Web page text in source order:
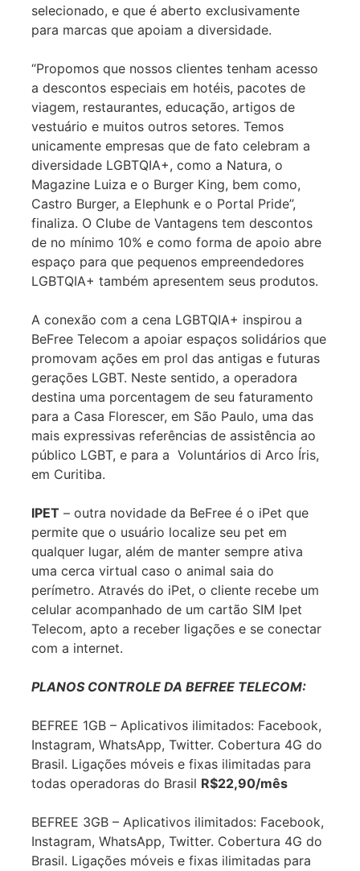
selecionado, e que é aberto exclusivamente
para marcas que apoiam a diversidade.
“Propomos que nossos clientes tenham acesso
a descontos especiais em hotéis, pacotes de
viagem, restaurantes, educação, artigos de
vestuário e muitos outros setores. Temos
unicamente empresas que de fato celebram a
diversidade LGBTQIA+, como a Natura, o
Magazine Luiza e o Burger King, bem como,
Castro Burger, a Elephunk e o Portal Pride”,
finaliza. O Clube de Vantagens tem descontos
de no mínimo 10% e como forma de apoio abre
espaço para que pequenos empreendedores
LGBTQIA+ também apresentem seus produtos.
A conexão com a cena LGBTQIA+ inspirou a
BeFree Telecom a apoiar espaços solidários que
promovam ações em prol das antigas e futuras
gerações LGBT. Neste sentido, a operadora
destina uma porcentagem de seu faturamento
para a Casa Florescer, em São Paulo, uma das
mais expressivas referências de assistência ao
público LGBT, e para a Voluntários di Arco Íris,
em Curitiba.
IPET – outra novidade da BeFree é o iPet que
permite que o usuário localize seu pet em
qualquer lugar, além de manter sempre ativa
uma cerca virtual caso o animal saia do
perímetro. Através do iPet, o cliente recebe um
celular acompanhado de um cartão SIM Ipet
Telecom, apto a receber ligações e se conectar
com a internet.
PLANOS CONTROLE DA BEFREE TELECOM:
BEFREE 1GB – Aplicativos ilimitados: Facebook,
Instagram, WhatsApp, Twitter. Cobertura 4G do
Brasil. Ligações móveis e fixas ilimitadas para
todas operadoras do Brasil R$22,90/mês
BEFREE 3GB – Aplicativos ilimitados: Facebook,
Instagram, WhatsApp, Twitter. Cobertura 4G do
Brasil. Ligações móveis e fixas ilimitadas para